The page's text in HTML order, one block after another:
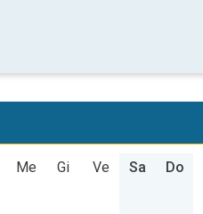
Me Gi Ve Sa Do